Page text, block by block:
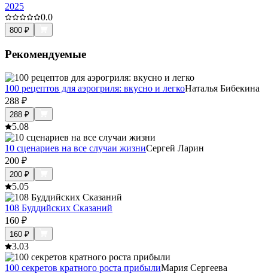
2025
0.0
800 ₽
Рекомендуемые
100 рецептов для аэрогриля: вкусно и легкоНаталья Бибекина
288 ₽
288 ₽
5.08
10 сценариев на все случаи жизниСергей Ларин
200 ₽
200 ₽
5.05
108 Буддийских Сказаний
160 ₽
160 ₽
3.03
100 секретов кратного роста прибылиМария Сергеева